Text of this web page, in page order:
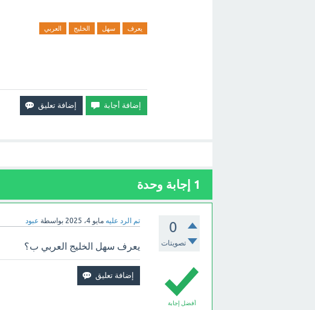
يعرف سهل الخليج العربي
1 إجابة وحدة
0
تصويتات
تم الرد عليه مايو 4، 2025 بواسطة عبود
أفضل إجابة
يعرف سهل الخليج العربي ب؟